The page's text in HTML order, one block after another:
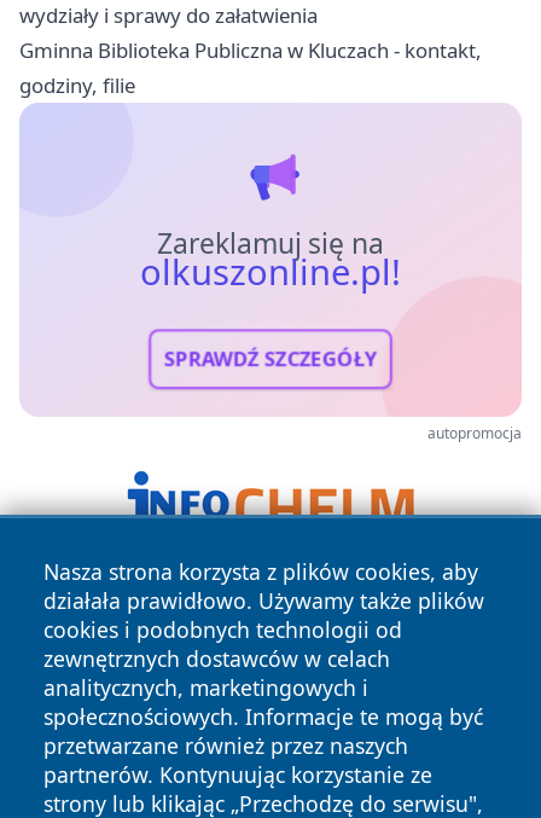
wydziały i sprawy do załatwienia
Gminna Biblioteka Publiczna w Kluczach - kontakt,
godziny, filie
Zareklamuj się na
olkuszonline.pl!
SPRAWDŹ SZCZEGÓŁY
autopromocja
Nasza strona korzysta z plików cookies, aby
działała prawidłowo. Używamy także plików
cookies i podobnych technologii od
zewnętrznych dostawców w celach
analitycznych, marketingowych i
społecznościowych. Informacje te mogą być
przetwarzane również przez naszych
partnerów. Kontynuując korzystanie ze
strony lub klikając „Przechodzę do serwisu",
Copyright © 2026 olkuszonline.pl Wszystkie prawa
zastrzeżone.